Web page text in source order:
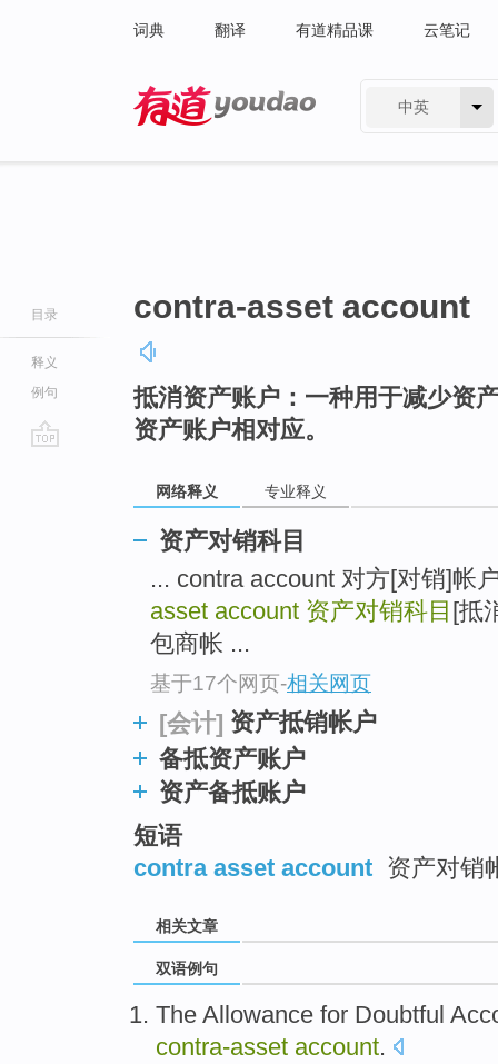
词典 翻译 有道精品课 云笔记
中英
目录
释义
例句
contra-asset account
抵消资产账户：一种用于减少资
资产账户相对应。
网络释义 专业释义
资产对销科目
... contra account 对方[对销]帐
asset account 资产对销科目 [抵
包商帐 ...
基于17个网页-相关网页
[会计] 资产抵销帐户
备抵资产账户
资产备抵账户
短语
contra asset account 资产对销
相关文章
双语例句
The Allowance for Doubtful
contra-asset account.